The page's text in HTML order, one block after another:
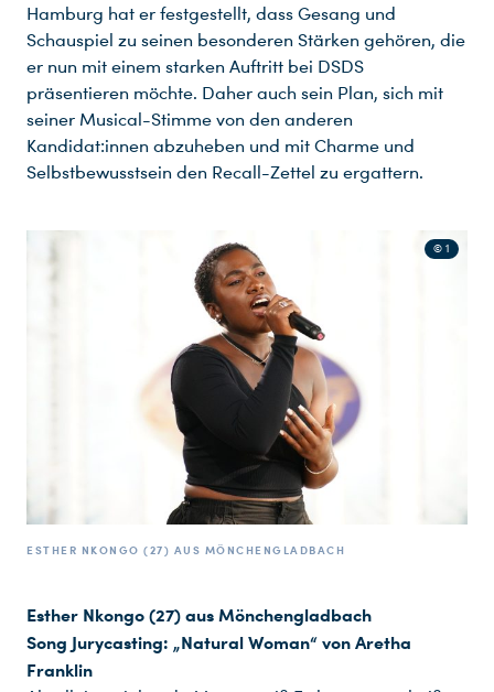
Hamburg hat er festgestellt, dass Gesang und
Schauspiel zu seinen besonderen Stärken gehören, die
er nun mit einem starken Auftritt bei DSDS
präsentieren möchte. Daher auch sein Plan, sich mit
seiner Musical-Stimme von den anderen
Kandidat:innen abzuheben und mit Charme und
Selbstbewusstsein den Recall-Zettel zu ergattern.
© 1
ESTHER NKONGO (27) AUS MÖNCHENGLADBACH
Esther Nkongo (27) aus Mönchengladbach
Song Jurycasting: „Natural Woman“ von Aretha
Franklin